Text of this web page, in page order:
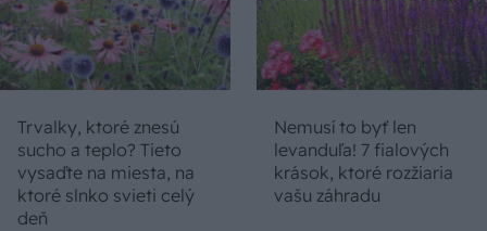
Trvalky, ktoré znesú
sucho a teplo? Tieto
vysaďte na miesta, na
ktoré slnko svieti celý
deň
Nemusí to byť len
levanduľa! 7 fialových
krások, ktoré rozžiaria
vašu záhradu